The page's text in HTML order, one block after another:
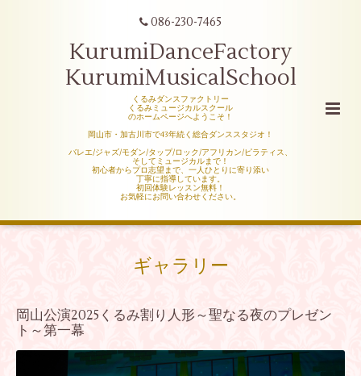
086-230-7465
KurumiDanceFactory
KurumiMusicalSchool
くるみダンスファクトリー
くるみミュージカルスクール
のホームページへようこそ！
岡山市・加古川市で43年続く総合ダンススタジオ！
バレエ/ジャズ/モダン/タップ/ロック/アフリカン/ピラティス、
そしてミュージカルまで！
初心者からプロ志望まで、一人ひとりに寄り添い
丁寧に指導しています。
初回体験レッスン無料！
お気軽にお問い合わせください。
ギャラリー
岡山公演2025くるみ割り人形～聖なる夜のプレゼン
ト～第一幕